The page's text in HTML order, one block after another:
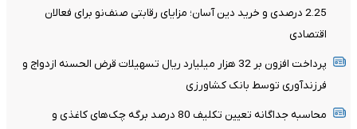
2.25 درصدی و خرید دین آسان؛ مزایای رقابتی صنف‌نو برای فعالان
اقتصادی
پرداخت افزون بر 32 هزار میلیارد ریال تسهیلات قرض الحسنه ازدواج و
فرزندآوری توسط بانک کشاورزی
محاسبه جداگانه تعیین تکلیف 80 درصد برگه چک‌های کاغذی و